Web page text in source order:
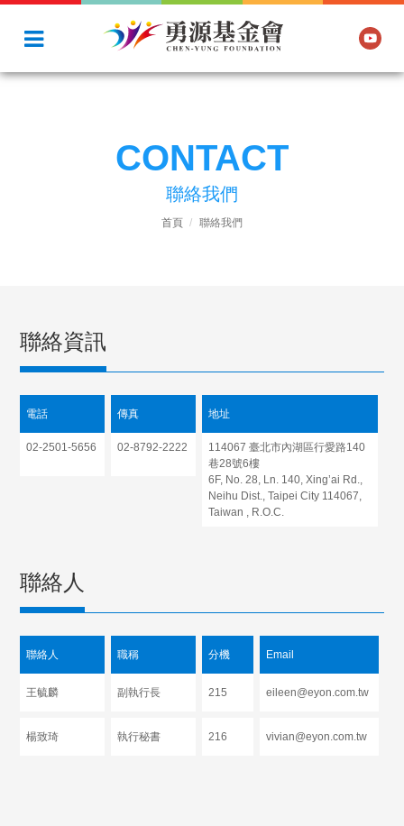
CONTACT
聯絡我們
首頁 聯絡我們
聯絡資訊
電話
02-2501-5656
傳真
02-8792-2222
地址
114067 臺北市內湖區行愛路140
巷28號6樓
6F, No. 28, Ln. 140, Xing’ai Rd.,
Neihu Dist., Taipei City 114067,
Taiwan , R.O.C.
聯絡人
聯絡人
王毓麟
楊致琦
職稱
副執行長
執行秘書
分機
215
216
Email
eileen@eyon.com.tw
vivian@eyon.com.tw